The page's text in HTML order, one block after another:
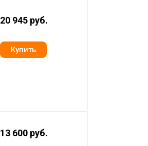
20 945 руб.
13 600 руб.